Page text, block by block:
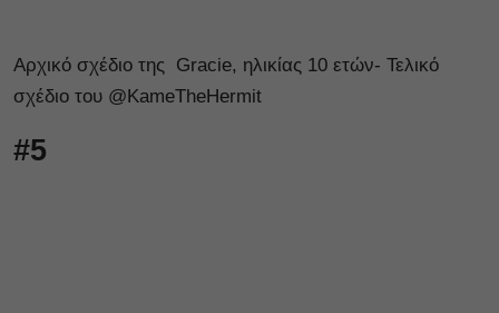
Αρχικό σχέδιο της Gracie, ηλικίας 10 ετών- Τελικό
σχέδιο του @KameTheHermit
#5